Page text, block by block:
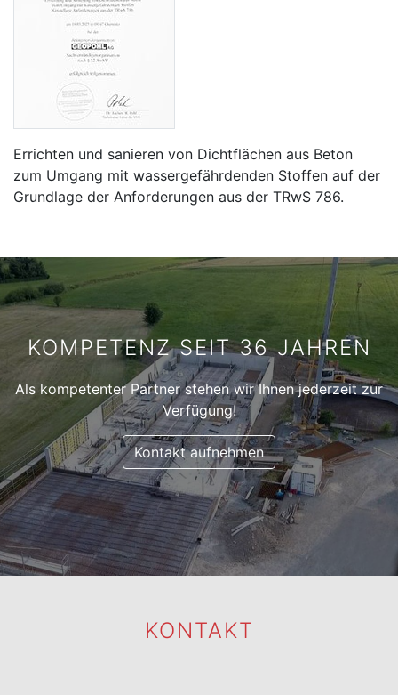
Errichten und sanieren von Dichtflächen aus Beton
zum Umgang mit wassergefährdenden Stoffen auf der
Grundlage der Anforderungen aus der TRwS 786.
KOMPETENZ SEIT 36 JAHREN
Als kompetenter Partner stehen wir Ihnen jederzeit zur
Verfügung!
Kontakt aufnehmen
KONTAKT